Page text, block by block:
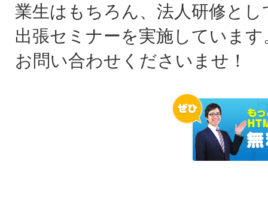
業生はもちろん、法人研修と
出張セミナーを実施していま
お問い合わせくださいませ！